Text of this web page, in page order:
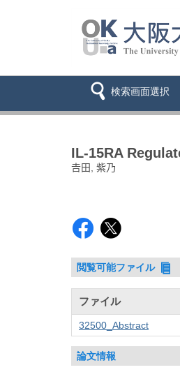
検索画面選択
IL-15RA
𠮷田, 紫乃
閲覧可能ファイル
ファイル
32500_Abstract
論文情報